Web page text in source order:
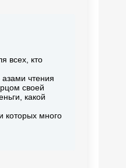
всех, кто
чтения
своей
какой
которых много